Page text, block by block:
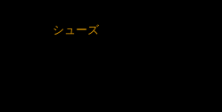
シューズ